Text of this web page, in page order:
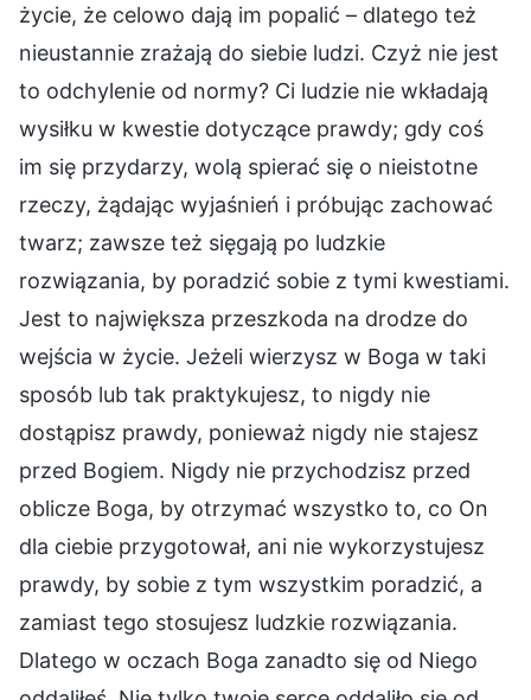
życie, że celowo dają im popalić – dlatego też
nieustannie zrażają do siebie ludzi. Czyż nie jest
to odchylenie od normy? Ci ludzie nie wkładają
wysiłku w kwestie dotyczące prawdy; gdy coś
im się przydarzy, wolą spierać się o nieistotne
rzeczy, żądając wyjaśnień i próbując zachować
twarz; zawsze też sięgają po ludzkie
rozwiązania, by poradzić sobie z tymi kwestiami.
Jest to największa przeszkoda na drodze do
wejścia w życie. Jeżeli wierzysz w Boga w taki
sposób lub tak praktykujesz, to nigdy nie
dostąpisz prawdy, ponieważ nigdy nie stajesz
przed Bogiem. Nigdy nie przychodzisz przed
oblicze Boga, by otrzymać wszystko to, co On
dla ciebie przygotował, ani nie wykorzystujesz
prawdy, by sobie z tym wszystkim poradzić, a
zamiast tego stosujesz ludzkie rozwiązania.
Dlatego w oczach Boga zanadto się od Niego